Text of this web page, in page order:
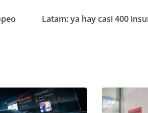
Latam: ya hay casi 400